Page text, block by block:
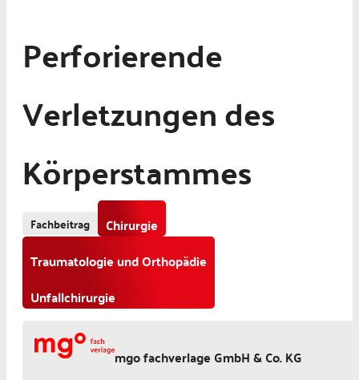
Perforierende
Verletzungen des
Körperstammes
Fachbeitrag
Chirurgie
Traumatologie und Orthopädie
Unfallchirurgie
mgo fachverlage GmbH & Co. KG